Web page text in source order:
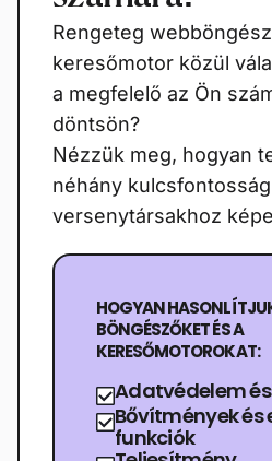
Rengeteg
keresőmotor közül
a megfelelő az Ön
döntsön?
Nézzük meg, hogyan
néhány
versenytársakhoz
HOGYAN
BÖNGÉSZŐKET ÉS A
KERESŐMOTOROKAT:
Adatvédelem
Bővítmények és
funkciók